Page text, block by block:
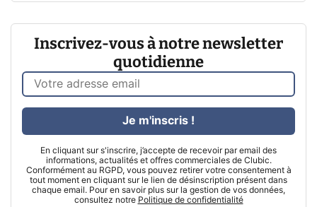
Inscrivez-vous à notre newsletter
quotidienne
En cliquant sur s'inscrire, j’accepte de recevoir par email des
informations, actualités et offres commerciales de Clubic.
Conformément au RGPD, vous pouvez retirer votre consentement à
tout moment en cliquant sur le lien de désinscription présent dans
chaque email. Pour en savoir plus sur la gestion de vos données,
consultez notre Politique de confidentialité
Je m'inscris !